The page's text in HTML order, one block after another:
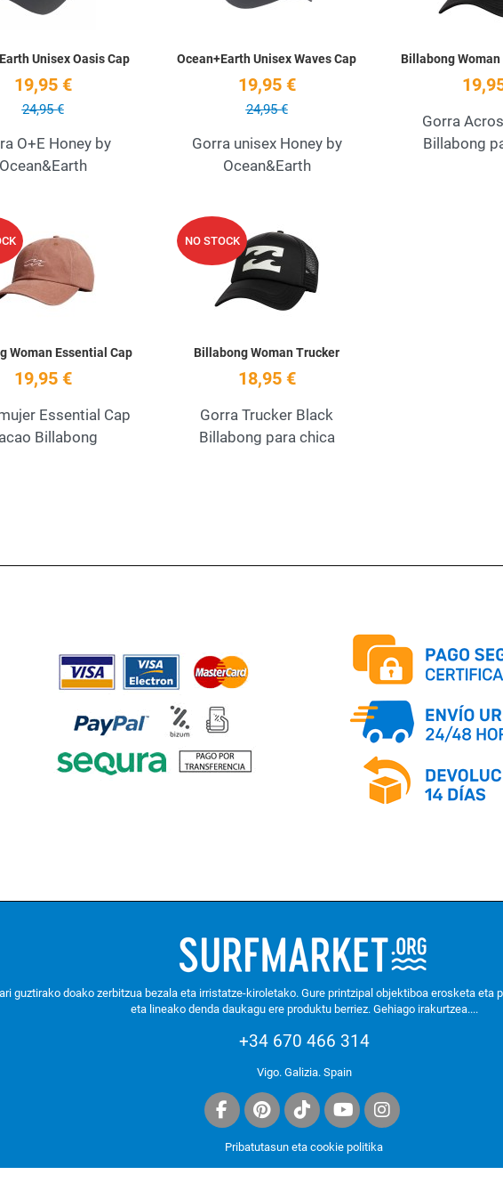
Unisex Oasis Cap
19,95 €
24,95 €
O+E Honey by
Ocean&Earth
Ocean+Earth Unisex Waves Cap
19,95 €
24,95 €
Gorra unisex Honey by
Ocean&Earth
Billabong Woman
Gorra
Billabong
Add to Wishlist
Quick View
Woman Essential Cap
19,95 €
Essential Cap
Billabong
NO STOCK
Billabong Woman Trucker
18,95 €
Gorra Trucker Black
Billabong para chica
guztirako doako zerbitzua bezala eta irristatze-kiroletako. Gure printzipal objektiboa erosketa
eta lineako denda daukagu ere produktu berriez. Gehiago irakurtzea....
+34 670 466 314
Vigo. Galizia. Spain
Pribatutasun eta cookie politika